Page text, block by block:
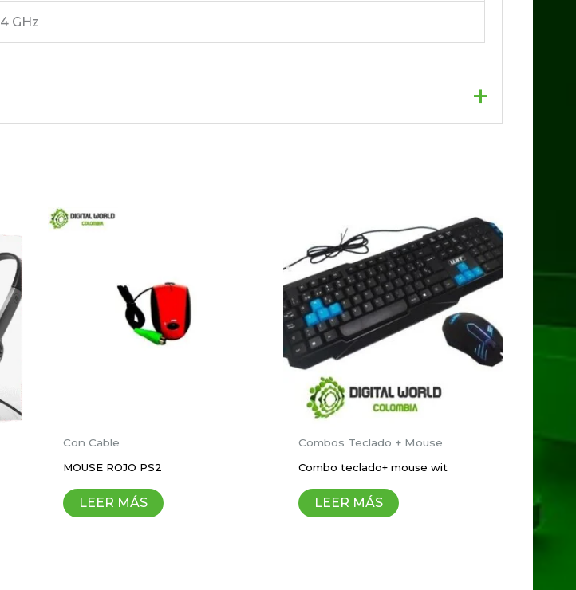
GHz
negro-verde JAWEY”
obligatorios están marcados con
para la próxima vez que haga un comentario.
Con Cable
MOUSE ROJO PS2
LEER MÁS
Combos Teclado + Mouse
Combo teclado+ mouse wit
LEER MÁS